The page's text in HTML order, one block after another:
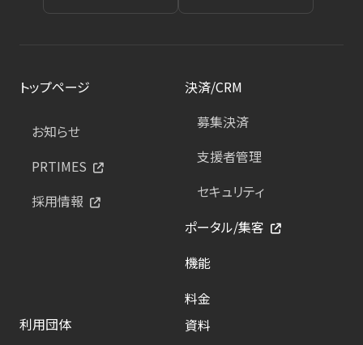
トップページ
お知らせ
PRTIMES
採用情報
決済/CRM
募集決済
支援者管理
セキュリティ
ポータル/集客
機能
料金
利用団体
資料